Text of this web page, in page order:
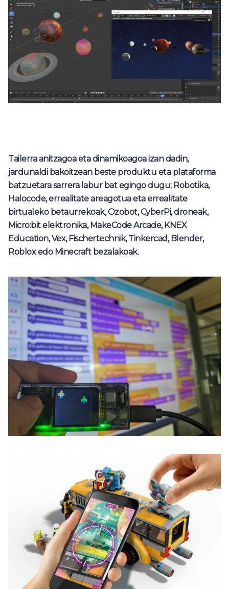
Tailerra anitzagoa eta dinamikoagoa izan dadin,
jardunaldi bakoitzean beste produktu eta plataforma
batzuetara sarrera labur bat egingo dugu; Robotika,
Halocode, errealitate areagotua eta errealitate
birtualeko betaurrekoak, Ozobot, CyberPi, droneak,
Micro:bit elektronika, MakeCode Arcade, KNEX
Education, Vex, Fischertechnik, Tinkercad, Blender,
Roblox edo Minecraft bezalakoak.